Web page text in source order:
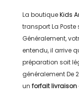
La boutiqueKids
transportLa Poste
Généralement,
entendu, il arrive
préparation soit
généralementDe
un forfait livraison